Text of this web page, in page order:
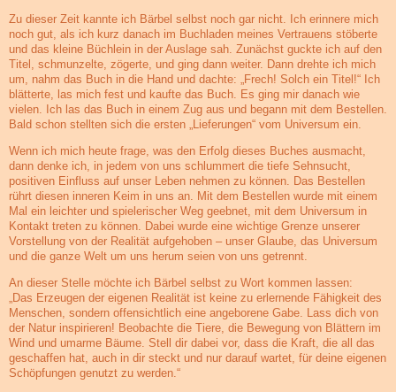
Zu dieser Zeit kannte ich Bärbel selbst noch gar nicht. Ich erinnere mich
noch gut, als ich kurz danach im Buchladen meines Vertrauens stöberte
und das kleine Büchlein in der Auslage sah. Zunächst guckte ich auf den
Titel, schmunzelte, zögerte, und ging dann weiter. Dann drehte ich mich
um, nahm das Buch in die Hand und dachte: „Frech! Solch ein Titel!“ Ich
blätterte, las mich fest und kaufte das Buch. Es ging mir danach wie
vielen. Ich las das Buch in einem Zug aus und begann mit dem Bestellen.
Bald schon stellten sich die ersten „Lieferungen“ vom Universum ein.
Wenn ich mich heute frage, was den Erfolg dieses Buches ausmacht,
dann denke ich, in jedem von uns schlummert die tiefe Sehnsucht,
positiven Einfluss auf unser Leben nehmen zu können. Das Bestellen
rührt diesen inneren Keim in uns an. Mit dem Bestellen wurde mit einem
Mal ein leichter und spielerischer Weg geebnet, mit dem Universum in
Kontakt treten zu können. Dabei wurde eine wichtige Grenze unserer
Vorstellung von der Realität aufgehoben – unser Glaube, das Universum
und die ganze Welt um uns herum seien von uns getrennt.
An dieser Stelle möchte ich Bärbel selbst zu Wort kommen lassen:
„Das Erzeugen der eigenen Realität ist keine zu erlernende Fähigkeit des
Menschen, sondern offensichtlich eine angeborene Gabe. Lass dich von
der Natur inspirieren! Beobachte die Tiere, die Bewegung von Blättern im
Wind und umarme Bäume. Stell dir dabei vor, dass die Kraft, die all das
geschaffen hat, auch in dir steckt und nur darauf wartet, für deine eigenen
Schöpfungen genutzt zu werden.“